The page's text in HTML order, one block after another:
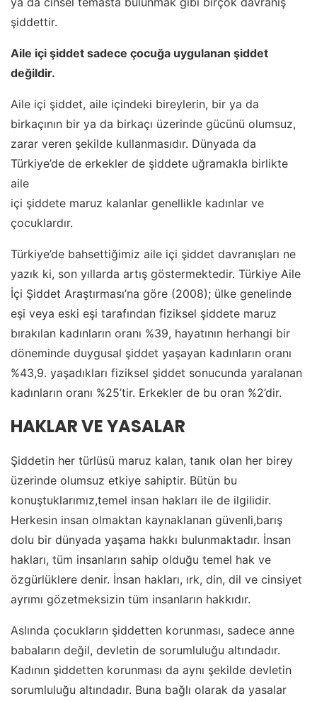
şiddettir.
Aile içi şiddet sadece çocuğa uygulanan şiddet
değildir.
Aile içi şiddet, aile içindeki bireylerin, bir ya da
birkaçının bir ya da birkaçı üzerinde gücünü olumsuz,
zarar veren şekilde kullanmasıdır. Dünyada da
Türkiye’de de erkekler de şiddete uğramakla birlikte
aile
içi şiddete maruz kalanlar genellikle kadınlar ve
çocuklardır.
Türkiye’de bahsettiğimiz aile içi şiddet davranışları ne
yazık ki, son yıllarda artış göstermektedir. Türkiye Aile
İçi Şiddet Araştırması’na göre (2008); ülke genelinde
eşi veya eski eşi tarafından fiziksel şiddete maruz
bırakılan kadınların oranı %39, hayatının herhangi bir
döneminde duygusal şiddet yaşayan kadınların oranı
%43,9. yaşadıkları fiziksel şiddet sonucunda yaralanan
kadınların oranı %25’tir. Erkekler de bu oran %2’dir.
HAKLAR VE YASALAR
Şiddetin her türlüsü maruz kalan, tanık olan her birey
üzerinde olumsuz etkiye sahiptir. Bütün bu
konuştuklarımız,temel insan hakları ile de ilgilidir.
Herkesin insan olmaktan kaynaklanan güvenli,barış
dolu bir dünyada yaşama hakkı bulunmaktadır. İnsan
hakları, tüm insanların sahip olduğu temel hak ve
özgürlüklere denir. İnsan hakları, ırk, din, dil ve cinsiyet
ayrımı gözetmeksizin tüm insanların hakkıdır.
Aslında çocukların şiddetten korunması, sadece anne
babaların değil, devletin de sorumluluğu altındadır.
Kadının şiddetten korunması da aynı şekilde devletin
sorumluluğu altındadır. Buna bağlı olarak da yasalar